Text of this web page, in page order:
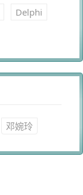
Delphi
邓婉玲